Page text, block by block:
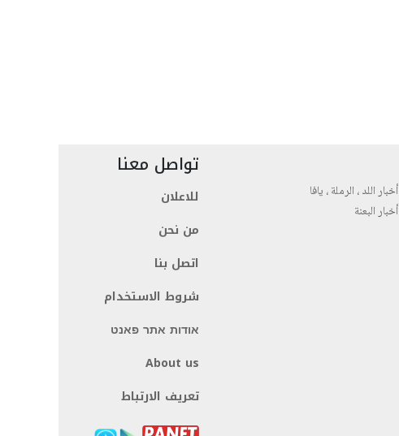
أخبار اللد ، الرملة ، يافا
أخبار البعنة
تواصل معنا
للاعلان
من نحن
اتصل بنا
شروط الاستخدام
אודות אתר פאנט
About us
تعريف الارتباط